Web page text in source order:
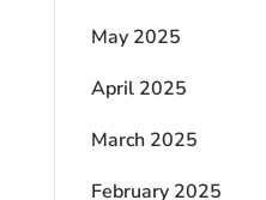
May 2025
April 2025
March 2025
February 2025